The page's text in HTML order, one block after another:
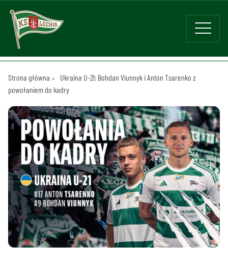
Strona główna
Ukraina U-21: Bohdan Viunnyk i Anton Tsarenko z
powołaniem do kadry